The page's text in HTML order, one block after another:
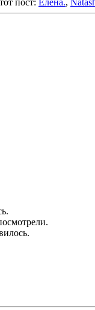
пост: Елена.,